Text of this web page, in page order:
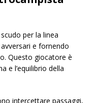
per la linea
e fornendo
Questo giocatore è
e l’equilibrio della
intercettare passaggi,